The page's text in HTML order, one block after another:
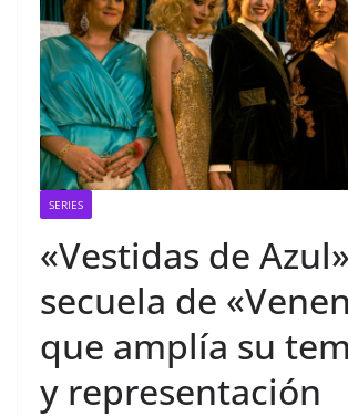
SERIES
«Vestidas de
secuela de
que amplía su
y representación